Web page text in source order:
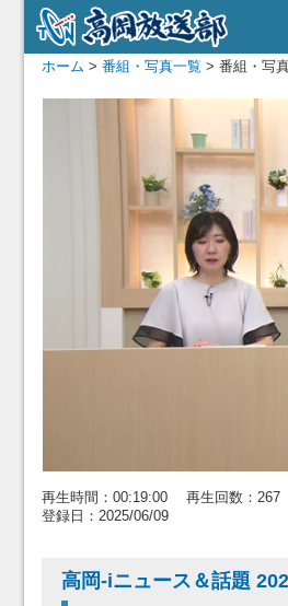
ホーム > 番組・写真一覧 > 番組・写
再生時間：00:19:00 再生回数：267
登録日：2025/06/09
高岡-iニュース＆話題